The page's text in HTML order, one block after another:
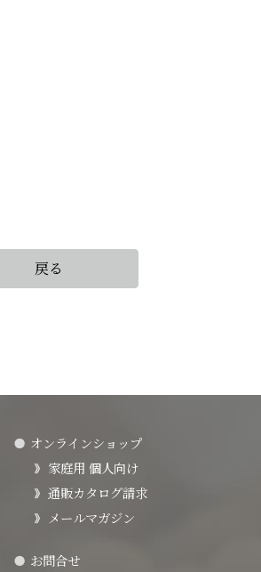
戻る
オンラインショップ
家庭用 個人向け
通販カタログ請求
メールマガジン
お問合せ